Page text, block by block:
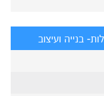
בנייה ועיצוב